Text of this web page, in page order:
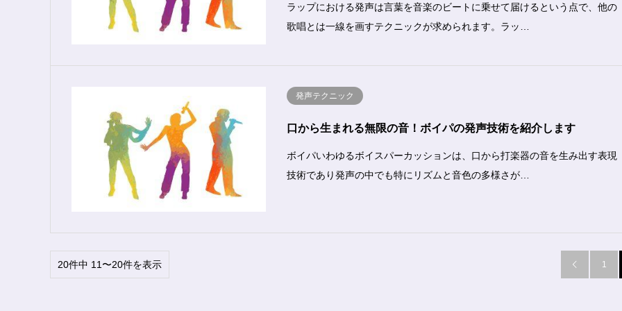
ラップにおける発声は言葉を音楽のビートに乗せて届けるという点で、他の
歌唱とは一線を画すテクニックが求められます。ラッ…
発声テクニック
口から生まれる無限の音！ボイパの発声技術を紹介します
ボイパいわゆるボイスパーカッションは、口から打楽器の音を生み出す表現
技術であり発声の中でも特にリズムと音色の多様さが…
20件中 11〜20件を表示  1